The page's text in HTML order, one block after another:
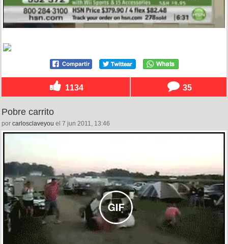
1134 35
Pobre carrito
por carlosclaveyou el 7 jun 2011, 13:46